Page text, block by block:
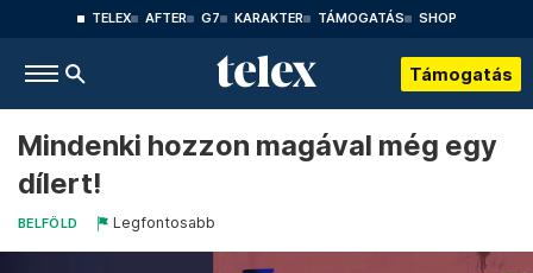
TELEX AFTER G7 KARAKTER TÁMOGATÁS SHOP
Támogatás
Mindenki hozzon magával még egy
dílert!
BELFÖLD Legfontosabb